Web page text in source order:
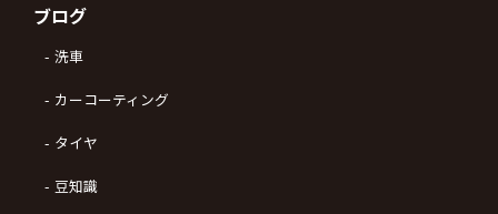
ブログ
洗車
カーコーティング
タイヤ
豆知識